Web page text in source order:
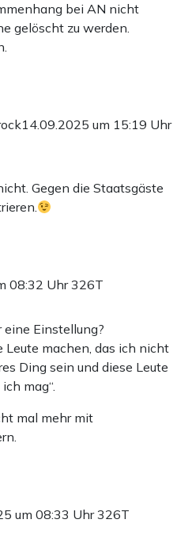
bei AN nicht
gelöscht zu werden.
14.09.2025 um 15:19 Uhr
Gegen die Staatsgäste
08:32 Uhr326T
Einstellung?
Leute machen, das ich nicht
Ding sein und diese Leute
mag“.
mal mehr mit
um 08:33 Uhr326T